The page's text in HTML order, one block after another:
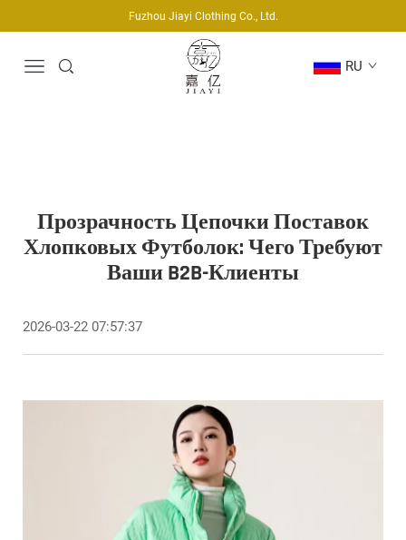
Fuzhou Jiayi Clothing Co., Ltd.
RU
Прозрачность Цепочки Поставок
Хлопковых Футболок: Чего Требуют
Ваши B2B-Клиенты
2026-03-22 07:57:37